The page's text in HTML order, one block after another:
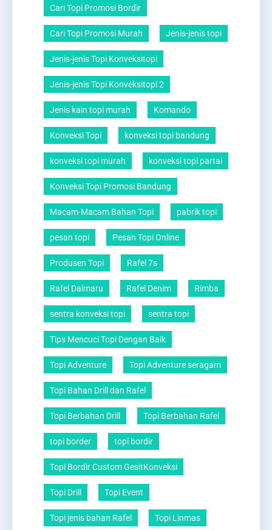
Cari Topi Promosi Bordir
Cari Topi Promosi Murah Jenis-jenis topi
Jenis-jenis Topi Konveksitopi
Jenis-jenis Topi Konveksitopi 2
Jenis kain topi murah Komando
Konveksi Topi konveksi topi bandung
konveksi topi murah konveksi topi partai
Konveksi Topi Promosi Bandung
Macam-Macam Bahan Topi pabrik topi
pesan topi Pesan Topi Online
Produsen Topi Rafel 7s
Rafel Daimaru Rafel Denim Rimba
sentra konveksi topi sentra topi
Tips Mencuci Topi Dengan Baik
Topi Adventure Topi Adventure seragam
Topi Bahan Drill dan Rafel
Topi Berbahan Drill Topi Berbahan Rafel
topi border topi bordir
Topi Bordir Custom GesitKonveksi
Topi Drill Topi Event
Topi jenis bahan Rafel Topi Linmas